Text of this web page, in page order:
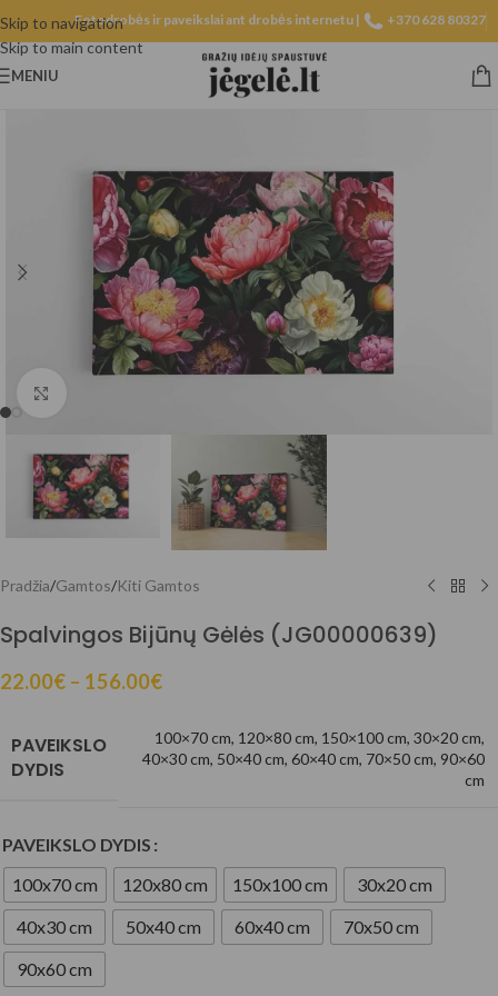
Skip to navigation
Skip to main content
Fotodrobės ir paveikslai ant drobės internetu | +370 628 80327
MENIU
Pradžia/Gamtos/Kiti Gamtos
Spalvingos Bijūnų Gėlės (JG00000639)
22.00€ – 156.00€
PAVEIKSLO
DYDIS
100×70 cm, 120×80 cm, 150×100 cm, 30×20 cm,
40×30 cm, 50×40 cm, 60×40 cm, 70×50 cm, 90×60
cm
PAVEIKSLO DYDIS
100x70 cm
120x80 cm 150x100 cm
30x20 cm
40x30 cm
50x40 cm 60x40 cm
70x50 cm
90x60 cm